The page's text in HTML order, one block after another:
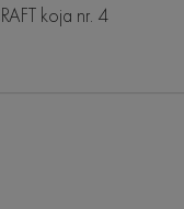
koja nr. 4